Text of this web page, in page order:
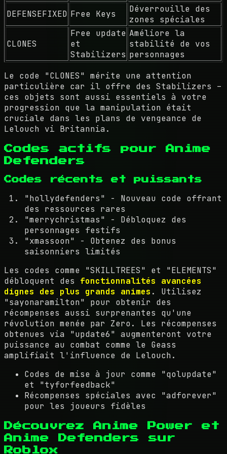
DEFENSEFIXED Free Keys
Déverrouille des
zones spéciales
CLONES
Free update
et
Stabilizers
Améliore la
stabilité de vos
personnages
Le code "CLONES" mérite une attention
particulière car il offre des Stabilizers –
ces objets sont aussi essentiels à votre
progression que la manipulation était
cruciale dans les plans de vengeance de
Lelouch vi Britannia.
Codes actifs pour Anime
Defenders
Codes récents et puissants
"hollydefenders" - Nouveau code offrant
des ressources rares
"merrychristmas" - Débloquez des
personnages festifs
"xmassoon" - Obtenez des bonus
saisonniers limités
Les codes comme "SKILLTREES" et "ELEMENTS"
débloquent des fonctionnalités avancées
dignes des plus grands animes . Utilisez
"sayonaramilton" pour obtenir des
récompenses aussi surprenantes qu'une
révolution menée par Zero. Les récompenses
obtenues via "update6" augmenteront votre
puissance au combat comme le Geass
amplifiait l'influence de Lelouch.
Codes de mise à jour comme "qolupdate"
et "tyforfeedback"
Récompenses spéciales avec "adforever"
pour les joueurs fidèles
Découvrez Anime Power et
Anime Defenders sur
Roblox